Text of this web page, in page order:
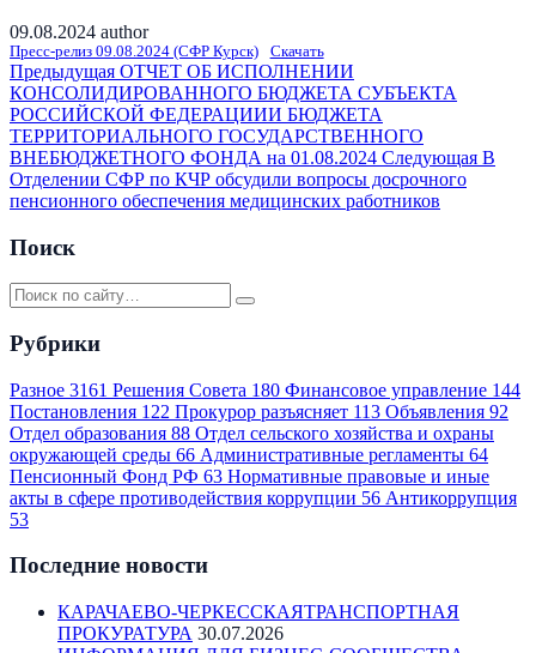
09.08.2024 author
Пресс-релиз 09.08.2024 (СФР Курск) Скачать
Предыдущая ОТЧЕТ ОБ ИСПОЛНЕНИИ
КОНСОЛИДИРОВАННОГО БЮДЖЕТА СУБЪЕКТА
РОССИЙСКОЙ ФЕДЕРАЦИИИ БЮДЖЕТА
ТЕРРИТОРИАЛЬНОГО ГОСУДАРСТВЕННОГО
ВНЕБЮДЖЕТНОГО ФОНДА на 01.08.2024 Следующая В
Отделении СФР по КЧР обсудили вопросы досрочного
пенсионного обеспечения медицинских работников
Поиск
Рубрики
Разное 3161 Решения Совета 180 Финансовое управление 144
Постановления 122 Прокурор разъясняет 113 Объявления 92
Отдел образования 88 Отдел сельского хозяйства и охраны
окружающей среды 66 Административные регламенты 64
Пенсионный Фонд РФ 63 Нормативные правовые и иные
акты в сфере противодействия коррупции 56 Антикоррупция
53
Последние новости
КАРАЧАЕВО-ЧЕРКЕССКАЯТРАНСПОРТНАЯ
ПРОКУРАТУРА 30.07.2026